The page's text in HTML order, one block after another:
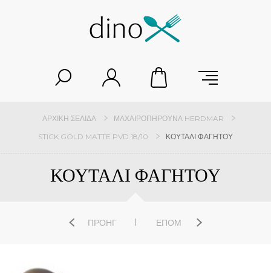
ΑΡΧΙΚΉ ΣΕΛΊΔΑ
ΜΑΧΑΙΡΟΠΉΡΟΥΝΑ HERDMAR
STICK GOLD MATTE PVD 18/10
ΚΟΥΤΑΛΙ ΦΑΓΗΤΟΥ
ΚΟΥΤΑΛΙ ΦΑΓΗΤΟΥ
ΠΡΟΗΓ ΕΠΌΜ